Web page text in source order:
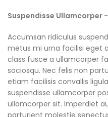
Suspendisse Ullamcorper -
Accumsan ridiculus
metus mi urna facilisi eget
class fusce a ullamcorper
sociosqu. Nec felis non
etiam facilisis convallis
suspendisse ullamcorper
ullamcorper sit. Imperdiet
parturient molestie